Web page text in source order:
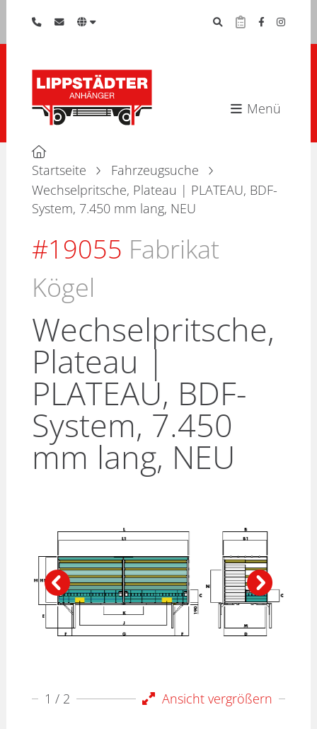
Menü
Startseite
Fahrzeugsuche
Wechselpritsche, Plateau | PLATEAU, BDF-
System, 7.450 mm lang, NEU
#19055 Fabrikat
Kögel
Wechselpritsche,
Plateau |
PLATEAU, BDF-
System, 7.450
mm lang, NEU
Ansicht vergrößern
1 / 2